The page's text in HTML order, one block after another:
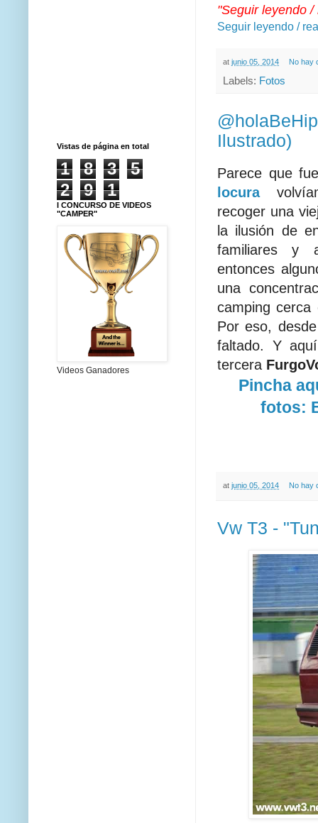
"Seguir leyendo
Seguir leyendo /
at junio 05, 2014 No hay
Labels: Fotos
Ilustrado)
Parece que
locura
recoger una
la ilusión de
familiares y
entonces
una
camping
Por eso,
faltado. Y
tercera
Pincha
fotos:
at junio 05, 2014 No hay
Vw T3 -
Vistas de página en total
1 8 3
5
2
9 1
I CONCURSO DE VIDEOS
"CAMPER"
Videos Ganadores